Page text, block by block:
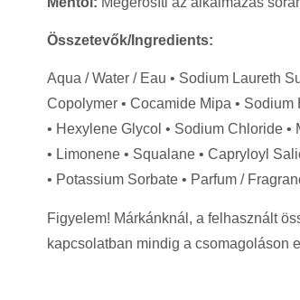
Összetevők/Ingredients:
Aqua / Water / Eau • Sodium Laureth
Copolymer • Cocamide Mipa •
• Hexylene Glycol • Sodium Chloride
• Limonene • Squalane • Capryloyl
• Potassium Sorbate • Parfum /
Figyelem! Márkánknál, a felhasznált
kapcsolatban mindig a csomagoláson